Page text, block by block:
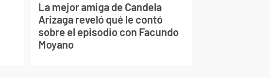
La mejor amiga de Candela
Arizaga reveló qué le contó
sobre el episodio con Facundo
Moyano